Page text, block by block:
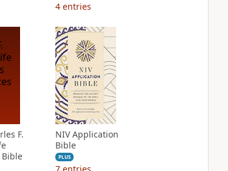
4 entries
F.
NIV Application
Bible
PLUS